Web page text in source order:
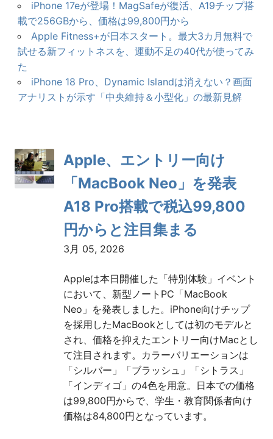
iPhone 17eが登場！MagSafeが復活、A19チップ搭
載で256GBから、価格は99,800円から
Apple Fitness+が日本スタート。最大3カ月無料で
試せる新フィットネスを、運動不足の40代が使ってみ
た
iPhone 18 Pro、Dynamic Islandは消えない？画面
アナリストが示す「中央維持＆小型化」の最新見解
Apple、エントリー向け
「MacBook Neo」を発表
A18 Pro搭載で税込99,800
円からと注目集まる
3月 05, 2026
Appleは本日開催した「特別体験」イベント
において、新型ノートPC「MacBook
Neo」を発表しました。iPhone向けチップ
を採用したMacBookとしては初のモデルと
され、価格を抑えたエントリー向けMacとし
て注目されます。カラーバリエーションは
「シルバー」「ブラッシュ」「シトラス」
「インディゴ」の4色を用意。日本での価格
は99,800円からで、学生・教育関係者向け
価格は84,800円となっています。